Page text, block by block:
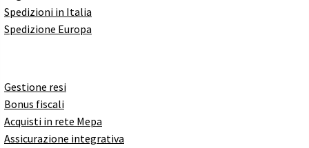
Spedizioni in Italia
Spedizione Europa
Gestione resi
Bonus fiscali
Acquisti in rete Mepa
Assicurazione integrativa